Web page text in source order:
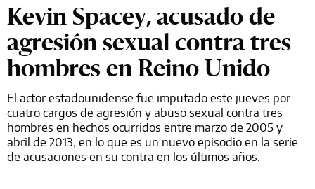
Kevin Spacey, acusado de
agresión sexual contra tres
hombres en Reino Unido
El actor estadounidense fue imputado este jueves por
cuatro cargos de agresión y abuso sexual contra tres
hombres en hechos ocurridos entre marzo de 2005 y
abril de 2013, en lo que es un nuevo episodio en la serie
de acusaciones en su contra en los últimos años.